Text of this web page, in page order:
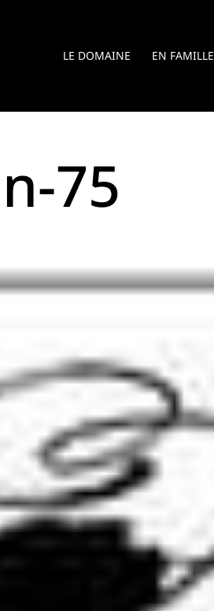
LE DOMAINE EN FAMILLE
75